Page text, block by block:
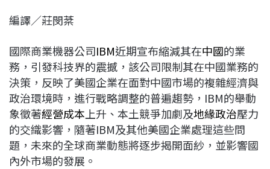
c
b
o
o
k
n
a
d
s
e
d
I
n
L
i
n
k
編譯／莊閔棻
國際商業機器公司IBM近期宣布縮減其在中國的業
務，引發科技界的震撼，該公司限制其在中國業務的
決策，反映了美國企業在面對中國市場的複雜經濟與
政治環境時，進行戰略調整的普遍趨勢，IBM的舉動
象徵著經營成本 上升、本土競爭加劇及地緣政治壓力
的交織影響，隨著IBM及其他美國企業處理這些問
題，未來的全球商業動態將逐步揭開面紗，並影響國
內外市場的發展。